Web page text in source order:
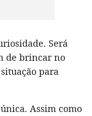
Será
de brincar no
para
Assim como